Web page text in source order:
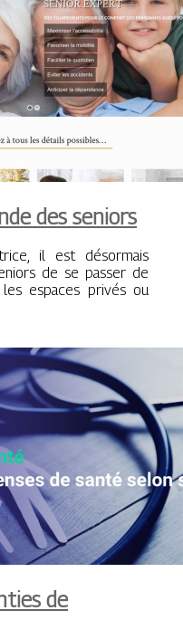
des seniors
il est désormais
de se passer de
les espaces privés ou
de